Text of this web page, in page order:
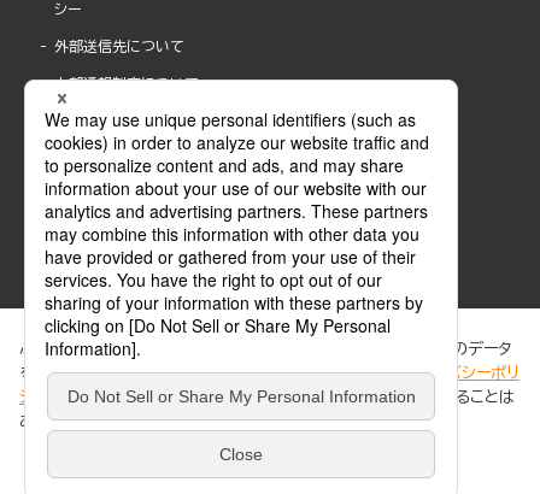
シー
外部送信先について
内部通報制度について
ABJマークは、この電子書店・電子書籍配信サービスが、著作権者からコンテンツ使用許諾を
得た正規版配信サービスであることを示す登録商標(登録番号 第6091713号)です。
ABJマークの詳細、ABJマークを掲示しているサービスの一覧はこちら。
ぶんか社が運営するサイトでは、利便性向上のためにCookie等のデータ
を使用しています。 当社のCookieについての詳細は、「プライバシーポリ
シー
」をご覧ください。当サイトでは、訪問者の個人情報を追跡することは
ありません。